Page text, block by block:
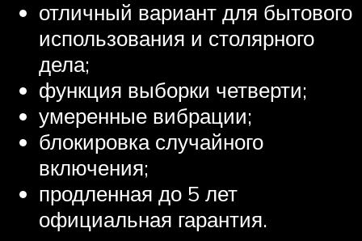
отличный вариант для бытового
использования и столярного
дела;
функция выборки четверти;
умеренные вибрации;
блокировка случайного
включения;
продленная до 5 лет
официальная гарантия.